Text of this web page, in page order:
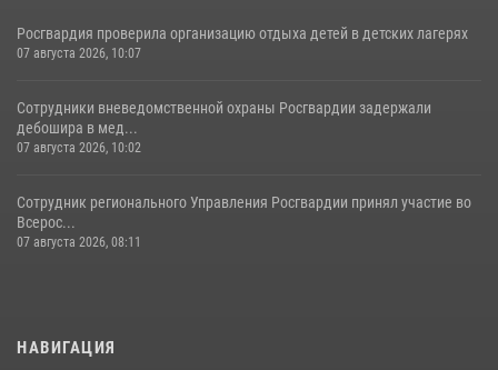
Росгвардия проверила организацию отдыха детей в детских лагерях
07 августа 2026, 10:07
Сотрудники вневедомственной охраны Росгвардии задержали
дебошира в мед...
07 августа 2026, 10:02
Сотрудник регионального Управления Росгвардии принял участие во
Всерос...
07 августа 2026, 08:11
НАВИГАЦИЯ